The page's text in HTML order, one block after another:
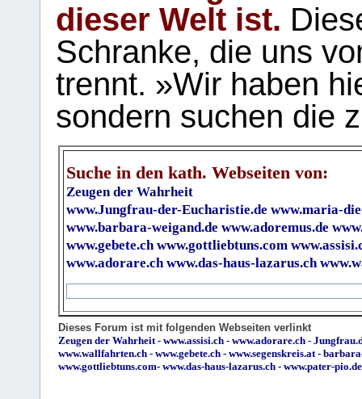
dieser Welt ist.
Schranke, die uns
trennt. »Wir haben
sondern suchen die
Suche in den kath. Webseiten von:
Zeugen der Wahrheit
www.Jungfrau-der-Eucharistie.de www.maria-
www.barbara-weigand.de www.adoremus.de
www.gebete.ch www.gottliebtuns.com
www.adorare.ch www.das-haus-lazarus.ch
Dieses Forum ist mit folgenden Webseiten verlinkt
Zeugen der Wahrheit- www.assisi.ch - www.adorare.ch -
www.wallfahrten.ch - www.gebete.ch - www.segenskreis.at-
www.gottliebtuns.com- www.das-haus-lazarus.ch - www.pater-pio.de